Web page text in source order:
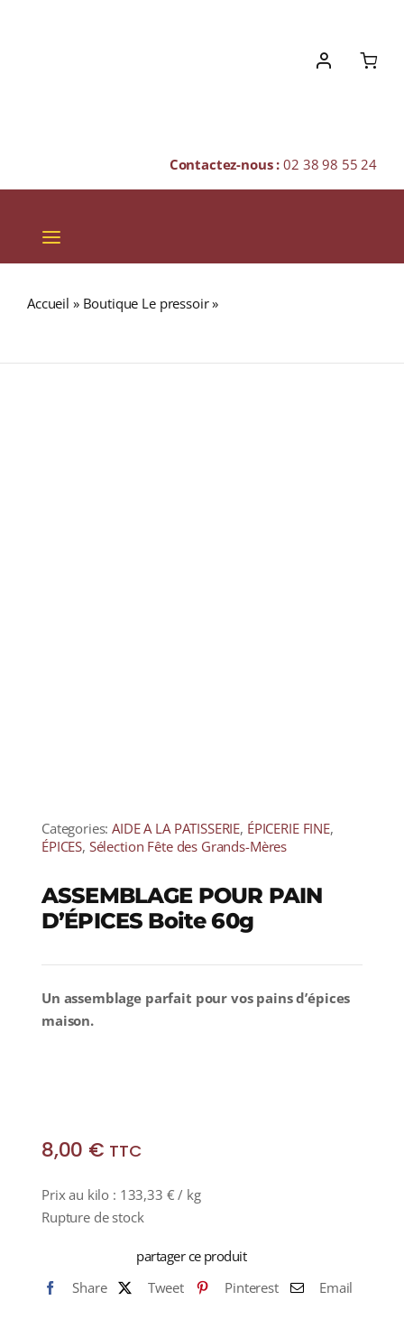
Contactez-nous :02 38 98 55 24
Toggle
Navigation
SPIRITUEUX
Accueil » Boutique Le pressoir»
Categories:AIDE A LA PATISSERIE, ÉPICERIE FINE,
ÉPICES, Sélection Fête des Grands-Mères
ASSEMBLAGE POUR PAIN
D’ÉPICES Boite 60g
Un assemblage parfait pour vos pains d’épices
maison.
8,00 € TTC
Prix au kilo : 133,33 € / kg
Rupture de stock
partager ce produit
Share
Tweet Pinterest Email